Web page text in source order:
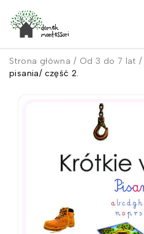
Strona główna / Od 3 do 7 lat /
pisania/ część 2.